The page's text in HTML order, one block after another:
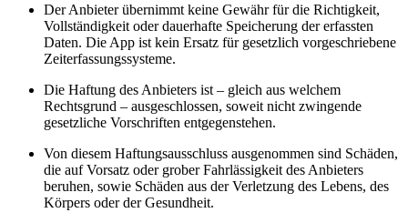
Der Anbieter übernimmt keine Gewähr für die Richtigkeit,
Vollständigkeit oder dauerhafte Speicherung der erfassten
Daten. Die App ist kein Ersatz für gesetzlich vorgeschriebene
Zeiterfassungssysteme.
Die Haftung des Anbieters ist – gleich aus welchem
Rechtsgrund – ausgeschlossen, soweit nicht zwingende
gesetzliche Vorschriften entgegenstehen.
Von diesem Haftungsausschluss ausgenommen sind Schäden,
die auf Vorsatz oder grober Fahrlässigkeit des Anbieters
beruhen, sowie Schäden aus der Verletzung des Lebens, des
Körpers oder der Gesundheit.